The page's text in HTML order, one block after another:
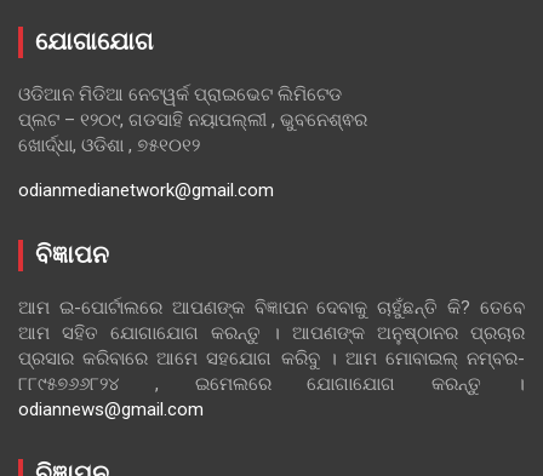
ଯୋଗାଯୋଗ
ଓଡିଆନ ମିଡିଆ ନେଟୱର୍କ ପ୍ରାଇଭେଟ ଲିମିଟେଡ
ପ୍ଲଟ – ୧୨୦୯, ଗଡସାହି ନୟାପଲ୍ଲୀ , ଭୁବନେଶ୍ଵର
ଖୋର୍ଦ୍ଧା, ଓଡିଶା , ୭୫୧୦୧୨
odianmedianetwork@gmail.com
ବିଜ୍ଞାପନ
ଆମ ଇ-ପୋର୍ଟାଲରେ ଆପଣଙ୍କ ବିଜ୍ଞାପନ ଦେବାକୁ ଚାହୁଁଛନ୍ତି କି? ତେବେ
ଆମ ସହିତ ଯୋଗାଯୋଗ କରନ୍ତୁ । ଆପଣଙ୍କ ଅନୁଷ୍ଠାନର ପ୍ରଚାର
ପ୍ରସାର କରିବାରେ ଆମେ ସହଯୋଗ କରିବୁ । ଆମ ମୋବାଇଲ୍ ନମ୍ବର-
୮୮୯୫୭୬୬୮୨୪ , ଇମେଲରେ ଯୋଗାଯୋଗ କରନ୍ତୁ ।
odiannews@gmail.com